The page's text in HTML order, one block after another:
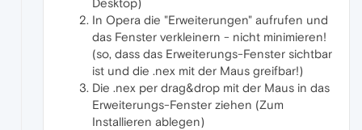
In Opera die "Erweiterungen" aufrufen und
das Fenster verkleinern - nicht minimieren!
(so, dass das Erweiterungs-Fenster sichtbar
ist und die .nex mit der Maus greifbar!)
Die .nex per drag&drop mit der Maus in das
Erweiterungs-Fenster ziehen (Zum
Installieren ablegen)